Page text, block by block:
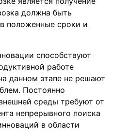
должна быть
положенные сроки и
способствуют
работе
данном этапе не решают
Постоянно
среды требуют от
непрерывного поиска
в области